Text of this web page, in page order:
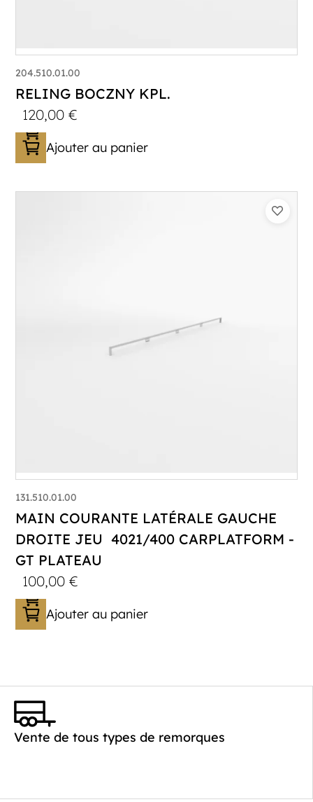
204.510.01.00
RELING BOCZNY KPL.
120,00€
Ajouter au panier
131.510.01.00
MAIN COURANTE LATÉRALE GAUCHE
DROITE JEU 4021/400 CARPLATFORM -
GT PLATEAU
100,00€
Ajouter au panier
Vente de tous types de remorques